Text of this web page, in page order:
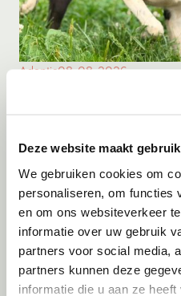
Deze website maakt
We gebruiken cookies om
personaliseren, om functies
en om ons websiteverkeer
informatie over uw gebruik
partners voor social media,
partners kunnen deze
informatie die u aan ze
Adoptie08-08-2026